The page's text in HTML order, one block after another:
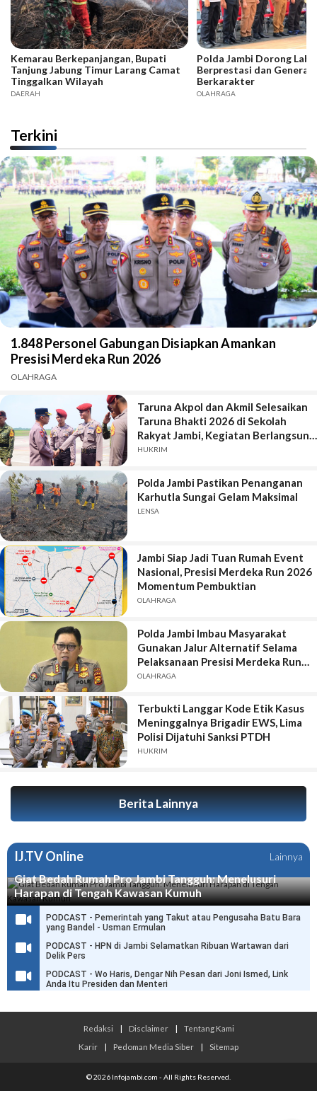
Kemarau Berkepanjangan, Bupati
Tanjung Jabung Timur Larang Camat
Tinggalkan Wilayah
DAERAH
Polda Jambi Dorong
Berprestasi dan
Berkarakter
OLAHRAGA
Terkini
1.848 Personel Gabungan Disiapkan Amankan
Presisi Merdeka Run 2026
OLAHRAGA
Taruna Akpol dan Akmil Selesaikan
Taruna Bhakti 2026 di Sekolah
Rakyat Jambi, Kegiatan Berlangsung
Aman dan Lancar
HUKRIM
Polda Jambi Pastikan Penanganan
Karhutla Sungai Gelam Maksimal
LENSA
Jambi Siap Jadi Tuan Rumah Event
Nasional, Presisi Merdeka Run 2026
Momentum Pembuktian
OLAHRAGA
Polda Jambi Imbau Masyarakat
Gunakan Jalur Alternatif Selama
Pelaksanaan Presisi Merdeka Run
2026
OLAHRAGA
Terbukti Langgar Kode Etik Kasus
Meninggalnya Brigadir EWS, Lima
Polisi Dijatuhi Sanksi PTDH
HUKRIM
Berita Lainnya
IJ.TV Online Lainnya
Giat Bedah Rumah Pro Jambi Tangguh: Menelusuri
Harapan di Tengah Kawasan Kumuh
PODCAST - Pemerintah yang Takut atau Pengusaha Batu Bara
yang Bandel - Usman Ermulan
PODCAST - HPN di Jambi Selamatkan Ribuan Wartawan dari
Delik Pers
PODCAST - Wo Haris, Dengar Nih Pesan dari Joni Ismed, Link
Anda Itu Presiden dan Menteri
Redaksi | Disclaimer |
Tentang Kami
Karir
| Pedoman Media Siber | Sitemap
© 2026 Infojambi.com - All Rights Reserved.